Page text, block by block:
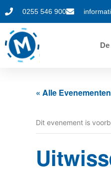
0255 546 900
« Alle Evenementen
Dit evenement is